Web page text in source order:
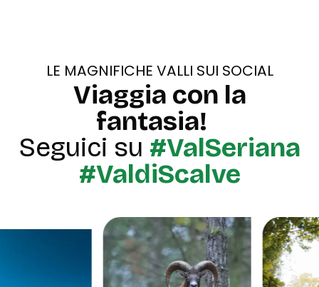
LE MAGNIFICHE VALLI SUI SOCIAL
Viaggia con la
fantasia!
Seguici su #ValSeriana
#ValdiScalve